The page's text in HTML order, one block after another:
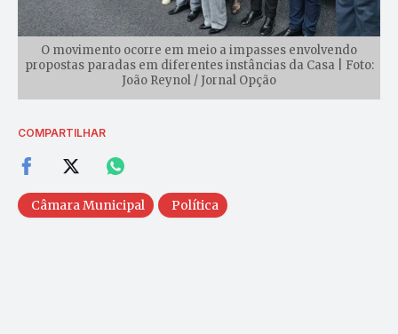
O movimento ocorre em meio a impasses envolvendo
propostas paradas em diferentes instâncias da Casa | Foto:
João Reynol / Jornal Opção
COMPARTILHAR
Câmara Municipal Política